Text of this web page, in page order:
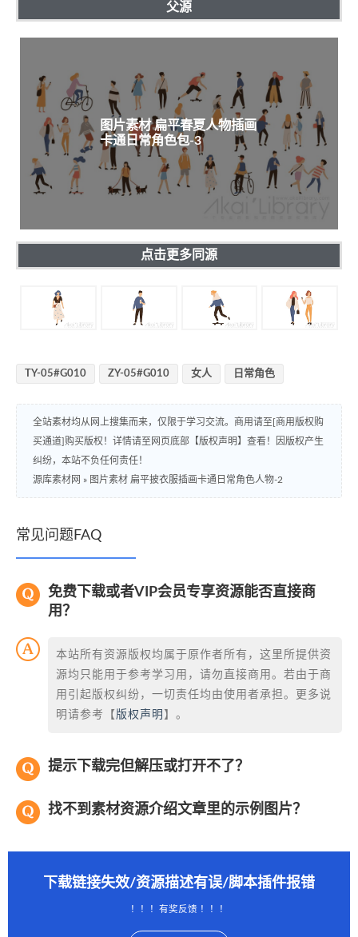
父源
图片素材 扁平春夏人物插画
卡通日常角色包-3
点击更多同源
TY-05#G010 ZY-05#G010 女人 日常角色
全站素材均从网上搜集而来，仅限于学习交流。商用请至[商用版权购
买通道]购买版权！详情请至网页底部【版权声明】查看！因版权产生
纠纷，本站不负任何责任！
源库素材网 » 图片素材 扁平披衣服插画卡通日常角色人物-2
常见问题FAQ
免费下载或者VIP会员专享资源能否直接商
用？
本站所有资源版权均属于原作者所有，这里所提供资
源均只能用于参考学习用，请勿直接商用。若由于商
用引起版权纠纷，一切责任均由使用者承担。更多说
明请参考【 版权声明 】。
提示下载完但解压或打开不了？
找不到素材资源介绍文章里的示例图片？
下载链接失效/资源描述有误/脚本插件报错
！！！有奖反馈 ！！！